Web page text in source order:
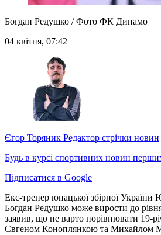
Богдан Редушко / Фото ФК Динамо
04 квітня, 07:42
Єгор Торяник Редактор стрічки новин
Будь в курсі спортивних новин
Підписатися в Google
Екс-тренер юнацької збірної
Богдан Редушко може вирости до
заявив, що не варто порівнювати 19-
Євгеном Коноплянкою та Михайлом